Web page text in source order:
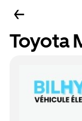
Toyota